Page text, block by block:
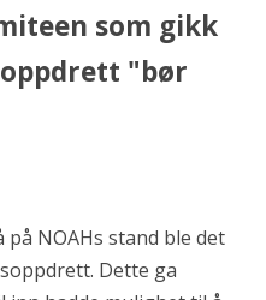
som gikk
"bør
NOAHs stand ble det
Dette ga